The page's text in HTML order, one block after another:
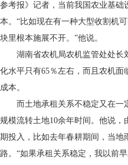
参考报》记者，当前我国农业基
本。“比如现在有一种大型收割机
块里根本施展不开。”他说。
湖南省农机局农机监管处处长
化水平只有65％左右，而且农机
成本。
而土地承租关系不稳定又在一
规模流转土地10余年时间。他说
期投入，比如去年春耕期间，当地
路。“如果承租关系稳定，我以前